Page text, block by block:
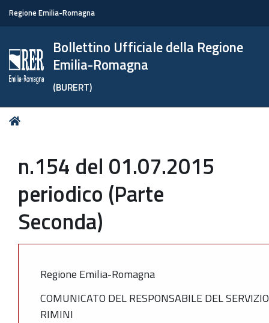
Regione Emilia-Romagna
Bollettino Ufficiale della Regione
Emilia-Romagna
(BURERT)
Tu
n.154 del 01.07.2015
periodico (Parte
Seconda)
Regione Emilia-Romagna
COMUNICATO DEL RESPONSABILE DEL
RIMINI